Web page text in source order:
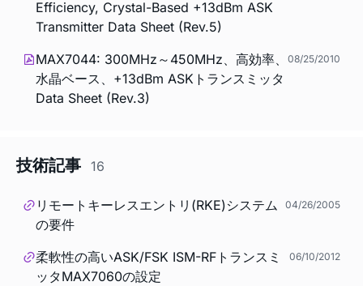
Efficiency, Crystal-Based +13dBm ASK
Transmitter Data Sheet (Rev.5)
MAX7044: 300MHz～450MHz、高効率、
水晶ベース、+13dBm ASKトランスミッタ
Data Sheet (Rev.3)
08/25/2010
技術記事 16
リモートキーレスエントリ(RKE)システム
の要件
04/26/2005
柔軟性の高いASK/FSK ISM-RFトランスミ
ッタMAX7060の設定
06/10/2012